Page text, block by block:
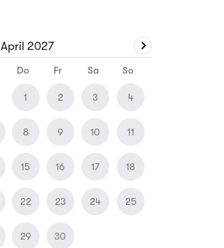
April 2027
Do Fr Sa So
1 2 3 4
8 9 10 11
15 16 17 18
22 23 24 25
29 30